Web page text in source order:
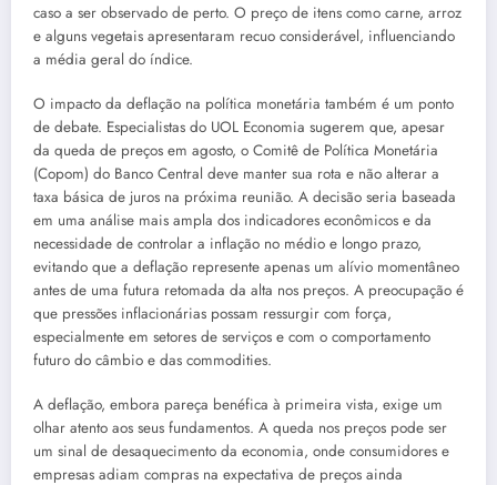
caso a ser observado de perto. O preço de itens como carne, arroz
e alguns vegetais apresentaram recuo considerável, influenciando
a média geral do índice.
O impacto da deflação na política monetária também é um ponto
de debate. Especialistas do UOL Economia sugerem que, apesar
da queda de preços em agosto, o Comitê de Política Monetária
(Copom) do Banco Central deve manter sua rota e não alterar a
taxa básica de juros na próxima reunião. A decisão seria baseada
em uma análise mais ampla dos indicadores econômicos e da
necessidade de controlar a inflação no médio e longo prazo,
evitando que a deflação represente apenas um alívio momentâneo
antes de uma futura retomada da alta nos preços. A preocupação é
que pressões inflacionárias possam ressurgir com força,
especialmente em setores de serviços e com o comportamento
futuro do câmbio e das commodities.
A deflação, embora pareça benéfica à primeira vista, exige um
olhar atento aos seus fundamentos. A queda nos preços pode ser
um sinal de desaquecimento da economia, onde consumidores e
empresas adiam compras na expectativa de preços ainda